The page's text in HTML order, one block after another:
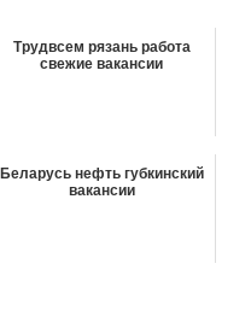
Трудвсем рязань работа
свежие вакансии
Беларусь нефть губкинский
вакансии